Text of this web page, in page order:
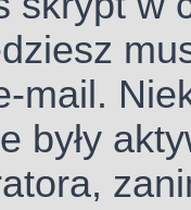
mail.
były